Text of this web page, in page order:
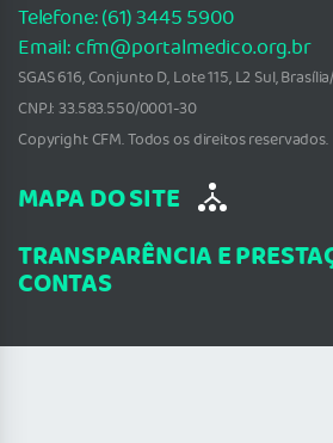
Telefone: (61) 3445 5900
Email: cfm@portalmedico.org.br
SGAS 616, Conjunto D, Lote 115, L2 Sul,
CNPJ: 33.583.550/0001-30
Copyright CFM. Todos os direitos reservados.
MAPA DO SITE
TRANSPARÊNCIA E
CONTAS